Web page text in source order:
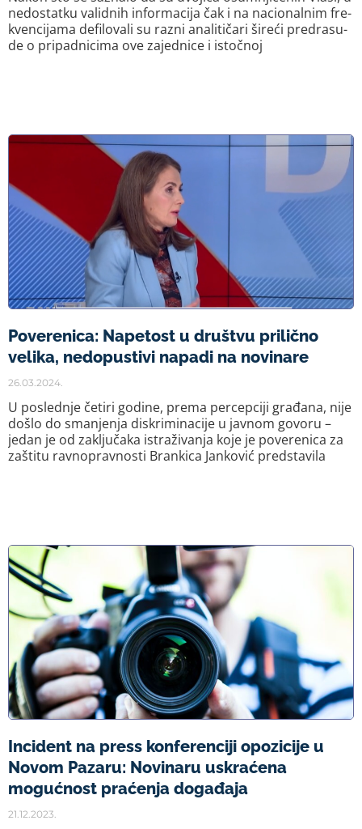
ne­do­stat­ku va­lid­nih in­for­ma­ci­ja čak i na na­ci­o­nal­nim fre­
kven­ci­ja­ma de­fi­lo­va­li su ra­zni ana­li­ti­ča­ri ši­re­ći pred­ra­su­
de o pri­pad­ni­ci­ma ove za­jed­ni­ce i is­toč­noj
Poverenica: Napetost u društvu prilično
velika, nedopustivi napadi na novinare
26.03.2024.
U poslednje četiri godine, prema percepciji građana, nije
došlo do smanjenja diskriminacije u javnom govoru –
jedan je od zaključaka istraživanja koje je poverenica za
zaštitu ravnopravnosti Brankica Janković predstavila
Incident na press konferenciji opozicije u
Novom Pazaru: Novinaru uskraćena
mogućnost praćenja događaja
21.12.2023.